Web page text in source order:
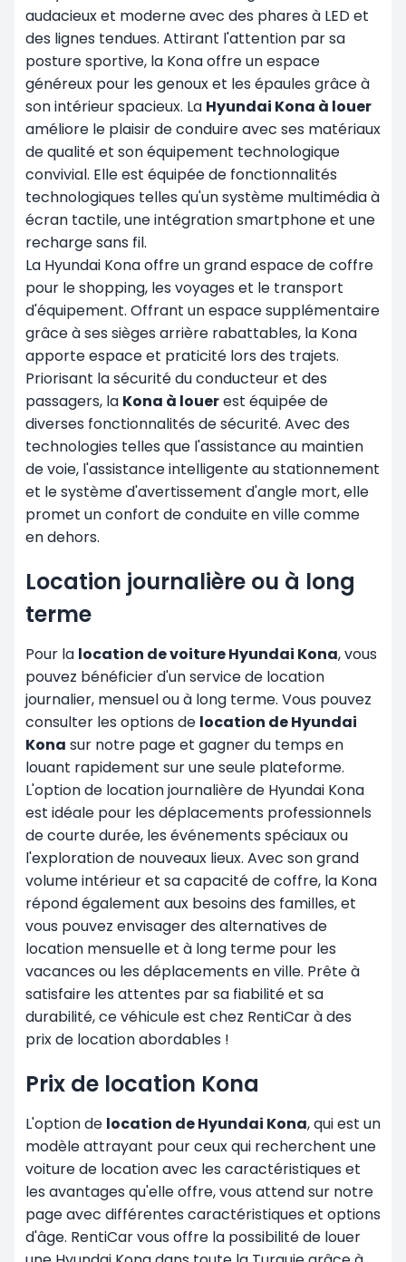
audacieux et moderne avec des phares à LED et
des lignes tendues. Attirant l'attention par sa
posture sportive, la Kona offre un espace
généreux pour les genoux et les épaules grâce à
son intérieur spacieux. La Hyundai Kona à louer
améliore le plaisir de conduire avec ses matériaux
de qualité et son équipement technologique
convivial. Elle est équipée de fonctionnalités
technologiques telles qu'un système multimédia à
écran tactile, une intégration smartphone et une
recharge sans fil.
La Hyundai Kona offre un grand espace de coffre
pour le shopping, les voyages et le transport
d'équipement. Offrant un espace supplémentaire
grâce à ses sièges arrière rabattables, la Kona
apporte espace et praticité lors des trajets.
Priorisant la sécurité du conducteur et des
passagers, la Kona à louerest équipée de
diverses fonctionnalités de sécurité. Avec des
technologies telles que l'assistance au maintien
de voie, l'assistance intelligente au stationnement
et le système d'avertissement d'angle mort, elle
promet un confort de conduite en ville comme
en dehors.
Location journalière ou à long
terme
Pour la location de voiture Hyundai Kona, vous
pouvez bénéficier d'un service de location
journalier, mensuel ou à long terme. Vous pouvez
consulter les options de location de Hyundai
Kona sur notre page et gagner du temps en
louant rapidement sur une seule plateforme.
L'option de location journalière de Hyundai Kona
est idéale pour les déplacements professionnels
de courte durée, les événements spéciaux ou
l'exploration de nouveaux lieux. Avec son grand
volume intérieur et sa capacité de coffre, la Kona
répond également aux besoins des familles, et
vous pouvez envisager des alternatives de
location mensuelleet à long terme pour les
vacances ou les déplacements en ville. Prête à
satisfaire les attentes par sa fiabilité et sa
durabilité, ce véhicule est chez RentiCar à des
prix de location abordables !
Prix de location Kona
L'option de location de Hyundai Kona, qui est un
modèle attrayant pour ceux qui recherchent une
voiture de location avec les caractéristiques et
les avantages qu'elle offre, vous attend sur notre
page avec différentes caractéristiques et options
d'âge. RentiCar vous offre la possibilité de louer